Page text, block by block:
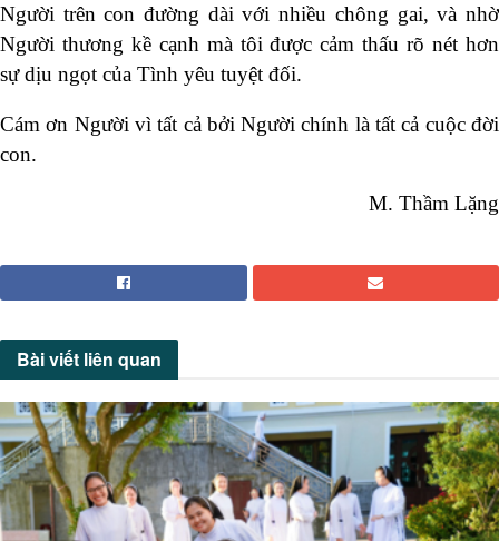
Người trên con đường dài với nhiều chông gai, và nhờ
Người thương kề cạnh mà tôi được cảm thấu rõ nét hơn
sự dịu ngọt của Tình yêu tuyệt đối.
Cám ơn Người vì tất cả bởi Người chính là tất cả cuộc đời
con.
M. Thầm Lặng
Bài viết liên quan